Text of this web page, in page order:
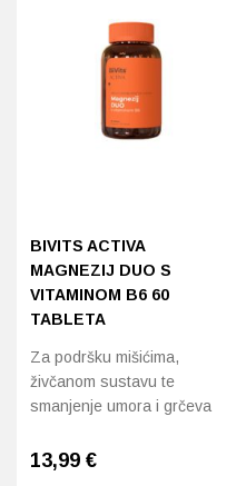
BIVITS ACTIVA
MAGNEZIJ DUO S
VITAMINOM B6 60
TABLETA
Za podršku mišićima,
živčanom sustavu te
smanjenje umora i grčeva
13,99 €